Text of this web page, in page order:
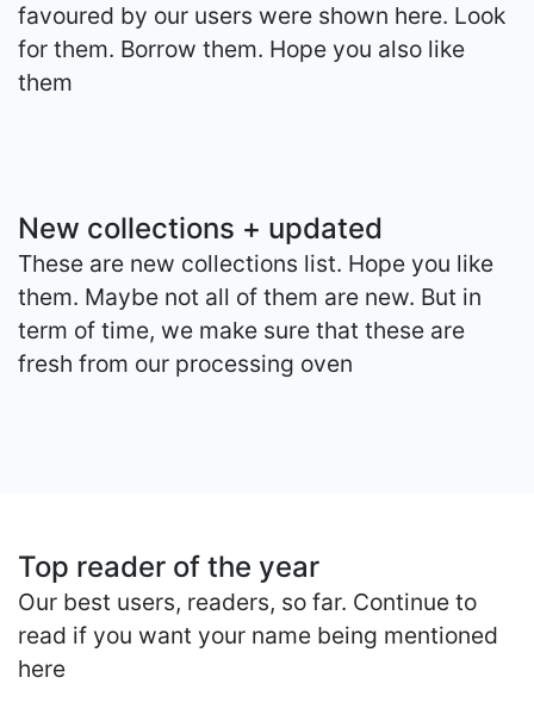
favoured by our users were shown here. Look
for them. Borrow them. Hope you also like
them
New collections + updated
These are new collections list. Hope you like
them. Maybe not all of them are new. But in
term of time, we make sure that these are
fresh from our processing oven
Top reader of the year
Our best users, readers, so far. Continue to
read if you want your name being mentioned
here